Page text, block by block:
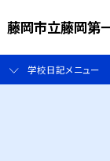
藤岡市立藤岡第
学校日記メニュー